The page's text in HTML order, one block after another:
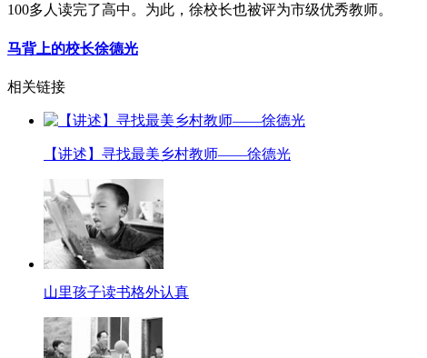
100多人读完了高中。为此，徐校长也被评为市级优秀教师。
马背上的校长徐德光
相关链接
【讲述】寻找最美乡村教师——徐德光
山里孩子读书格外认真